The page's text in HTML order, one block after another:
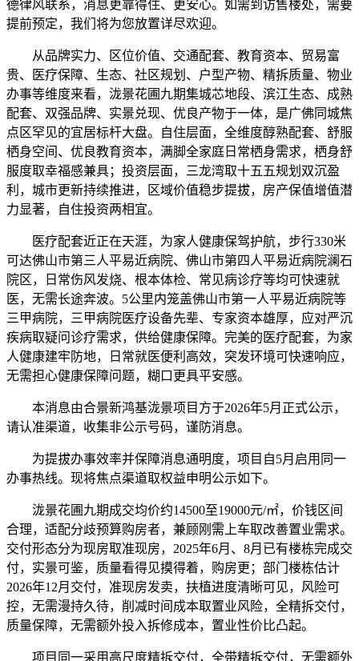
德律风联系，消息更靠得住、更安心。如需到访售楼处，需要
提前预定，我们将为您放置详尽欢迎。
从品牌实力、区位价值、交通配套、教育资本、贸易富
贵、医疗保障、生态、社区规划、户型产物、精拆质量、物业
办事等维度来看，泷景花圃九期集城芯地段、滨江生态、成熟
配套、双强品牌、实景兑现、优良产物于一体，是广佛同城焦
点区罕见的宜居标杆大盘。自住层面，全维度醇熟配套、舒服
栖身空间、优良教育资本，满脚全家庭日常栖身需求，栖身舒
服度取幸福感兼具；投资层面，三龙湾取十五五规划双沉盈
利，城市更新持续推进，区域价值稳步提拔，房产保值增值潜
力显著，自住投资两相宜。
医疗配套近正在天涯，为家人健康保驾护航，步行330米
可达佛山市第三人平易近病院、佛山市第四人平易近病院澜石
院区，日常伤风发烧、根本体检、常见病诊疗等均可快速就
医，无需长途奔波。5公里内笼盖佛山市第一人平易近病院等
三甲病院，三甲病院医疗设备先辈、专家资本雄厚，应对严沉
疾病取疑问诊疗需求，供给健康保障。完美的医疗配套，为家
人健康建牢防地，日常就医便利高效，突发环境可快速响应，
无需担心健康保障问题，糊口更具平安感。
本消息由合景新鸿基泷景项目方于2026年5月正式公示，
请认准渠道，收集非公示号码，谨防消息。
为提拔办事效率并保障消息通明度，项目自5月启用同一
办事热线。现将焦点渠道取权益申明公示如下。
泷景花圃九期成交均价约14500至19000元/㎡，价钱区间
合理，适配分歧预算购房者，兼顾刚需上车取改善置业需求。
交付形态分为现房取准现房，2025年6月、8月已有楼栋完成交
付，实景可鉴，质量看得见摸得着，购房更；部门楼栋估计
2026年12月交付，准现房发卖，扶植进度清晰可见，风险可
控，无需漫持久待，削减时间成本取置业风险，全精拆交付，
质量保障，无需额外投入拆修成本，置业性价比凸起。
项目同一采用高尺度精拆交付，全带精拆交付，无需额外